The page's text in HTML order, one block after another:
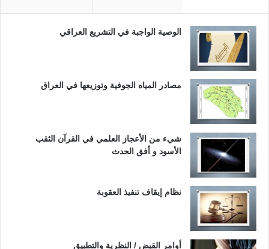
الوصية الواجبة في التشريع العراقي
مصادر المياه الجوفية وتوزيعها في العراق
شيء من الأعجاز العلمي في القرآن الثقب
الأسود و أفق الحدث
نظام إيقاف تنفيذ العقوبة
أوامر القبض / النظرية والتطبيق